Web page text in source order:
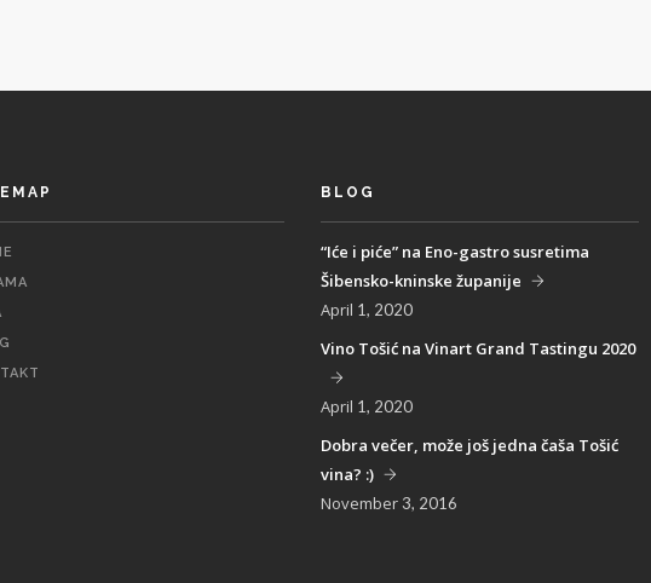
BLOG
“Iće i piće” na Eno-gastro susretima
Šibensko-kninske županije
April 1, 2020
Vino Tošić na Vinart Grand Tastingu 2020
April 1, 2020
Dobra večer, može još jedna čaša Tošić
vina? :)
November 3, 2016